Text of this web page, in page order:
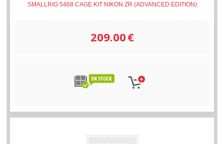
SMALLRIG 5468 CAGE KIT NIKON ZR (ADVANCED EDITION)
209.00€